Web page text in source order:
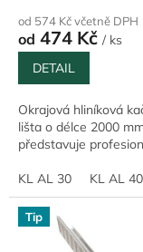
od 574 Kč včetně DPH
od 474 Kč / ks
DETAIL
Okrajová hliníková
lišta o délce 2000
představuje
KL AL 30 KL AL 40
Tip